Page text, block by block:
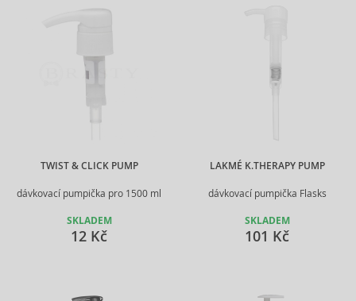
TWIST & CLICK PUMP
dávkovací pumpička pro 1500 ml
SKLADEM
12 Kč
LAKMÉ K.THERAPY PUMP
dávkovací pumpička Flasks
SKLADEM
101 Kč